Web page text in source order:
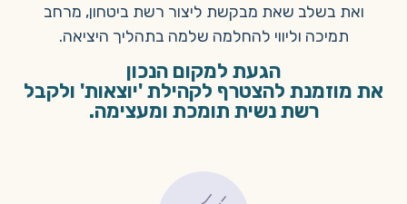
ואת בשלב שאת מבקשת ליצור רשת ביטחון, מרחב
תמיכה וליווי להחלמה שלמה בתהליך היציאה.
הגעת למקום הנכון
את מוזמנת להצטרף לקהילת 'יוצאות' ולקבל
רשת נשית תומכת ומעצימה.